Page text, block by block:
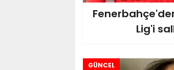
Lig'i
GÜNCEL